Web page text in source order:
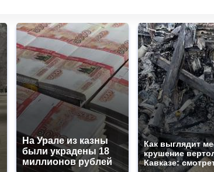
На Урале из казны
были украдены 18
миллионов рублей
Как выглядит
крушение
Кавказе: